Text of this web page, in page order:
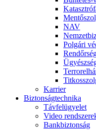
NAV
Polgári
Karrier
Biztonságtechnika
Távfelügyelet
Video
Bankbiztonság